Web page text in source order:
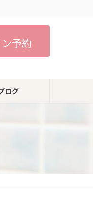
予約
ログ